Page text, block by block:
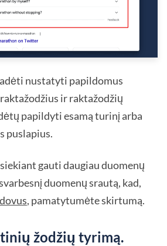
nustatyti papildomus
ir raktažodžių
papildyti esamą turinį arba
puslapius.
gauti daugiau duomenų
duomenų srautą, kad,
, pamatytumėte skirtumą.
žodžių tyrimą.